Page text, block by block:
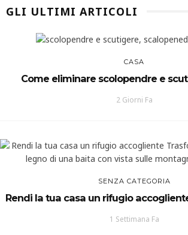
GLI ULTIMI ARTICOLI
CASA
Come eliminare scolopendre e
2 Giorni Fa
SENZA CATEGORIA
Rendi la tua casa un rifugio
1 Settimana Fa